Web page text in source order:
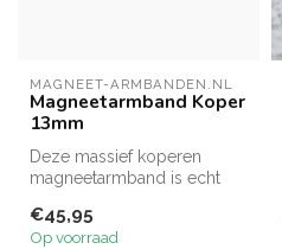
MAGNEET-ARMBANDEN.NL
Magneetarmband Koper
13mm
Deze massief koperen
magneetarmband is echt
Door zijn 13...
€45,95
Op voorraad